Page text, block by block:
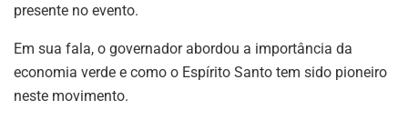
presente no evento.
Em sua fala, o governador abordou a importância da
economia verde e como o Espírito Santo tem sido pioneiro
neste movimento.